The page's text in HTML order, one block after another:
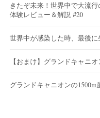
きたぞ未来！世界中で大流
体験レビュー＆解説 #20
世界中が感染した時、最後
【おまけ】グランドキャニ
グランドキャニオンの